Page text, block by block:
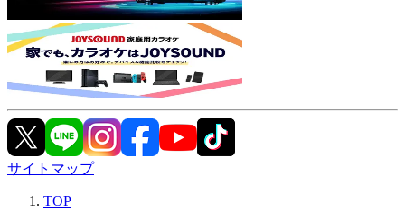
サイトマップ
TOP